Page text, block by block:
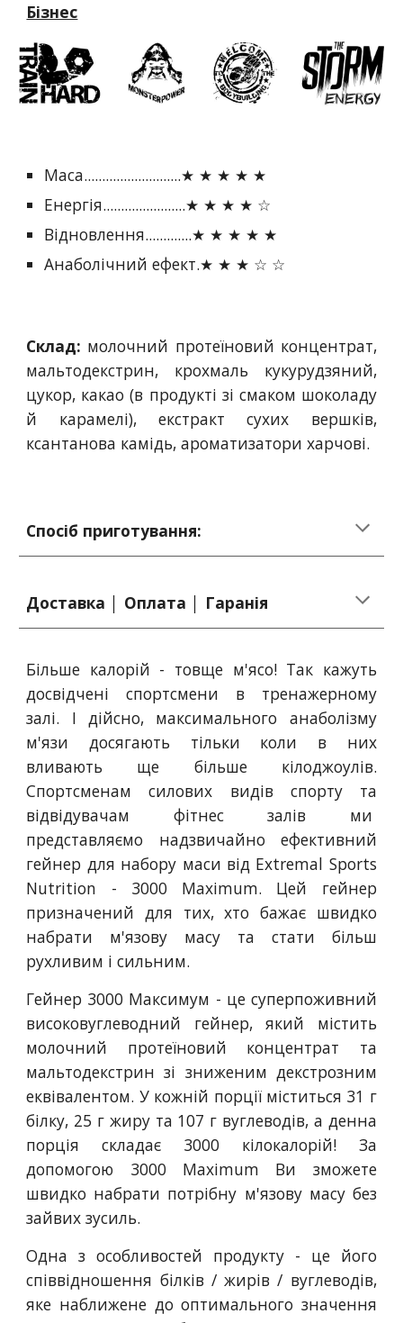
Бізнес
Маса...........................★ ★ ★ ★ ★
Енергія.......................★ ★ ★ ★ ☆
Відновлення.............★ ★ ★ ★ ★
Анаболічний ефект.★ ★ ★ ☆ ☆
Склад: молочний протеїновий концентрат,
мальтодекстрин, крохмаль кукурудзяний,
цукор, какао (в продукті зі смаком шоколаду
й карамелі), екстракт сухих вершків,
ксантанова камідь, ароматизатори харчові.
Спосіб приготування:
Доставка │ Оплата │ Гаранія
Більше калорій - товще м'ясо! Так кажуть
досвідчені спортсмени в тренажерному
залі. І дійсно, максимального анаболізму
м'язи досягають тільки коли в них
вливають ще більше кілоджоулів.
Спортсменам силових видів спорту та
відвідувачам фітнес залів ми
представляємо надзвичайно ефективний
гейнер для набору маси від Extremal Sports
Nutrition - 3000 Maximum. Цей гейнер
призначений для тих, хто бажає швидко
набрати м'язову масу та стати більш
рухливим і сильним.
Гейнер 3000 Максимум - це суперпоживний
високовуглеводний гейнер, який містить
молочний протеїновий концентрат та
мальтодекстрин зі зниженим декстрозним
еквівалентом. У кожній порції міститься 31 г
білку, 25 г жиру та 107 г вуглеводів, а денна
порція складає 3000 кілокалорій! За
допомогою 3000 Maximum Ви зможете
швидко набрати потрібну м'язову масу без
зайвих зусиль.
Одна з особливостей продукту - це його
співвідношення білків / жирів / вуглеводів,
яке наближене до оптимального значення